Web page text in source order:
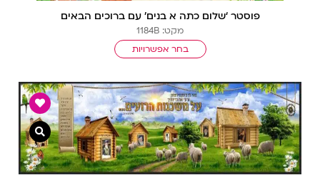
פוסטר ‘שלום כתה א בנים’ עם ברוכים הבאים
מקט: 1184B
בחר אפשרויות
צפייה